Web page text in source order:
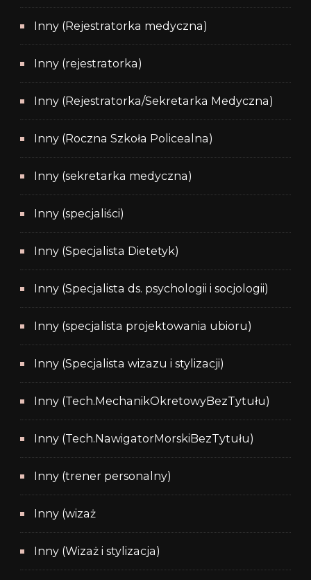
Inny (Rejestratorka medyczna)
Inny (rejestratorka)
Inny (Rejestratorka/Sekretarka Medyczna)
Inny (Roczna Szkoła Policealna)
Inny (sekretarka medyczna)
Inny (specjaliści)
Inny (Specjalista Dietetyk)
Inny (Specjalista ds. psychologii i socjologii)
Inny (specjalista projektowania ubioru)
Inny (Specjalista wizazu i stylizacji)
Inny (Tech.MechanikOkretowyBezTytułu)
Inny (Tech.NawigatorMorskiBezTytułu)
Inny (trener personalny)
Inny (wizaż
Inny (Wizaż i stylizacja)